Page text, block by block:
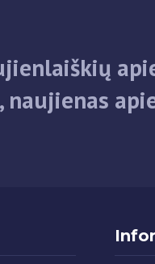
naujienas